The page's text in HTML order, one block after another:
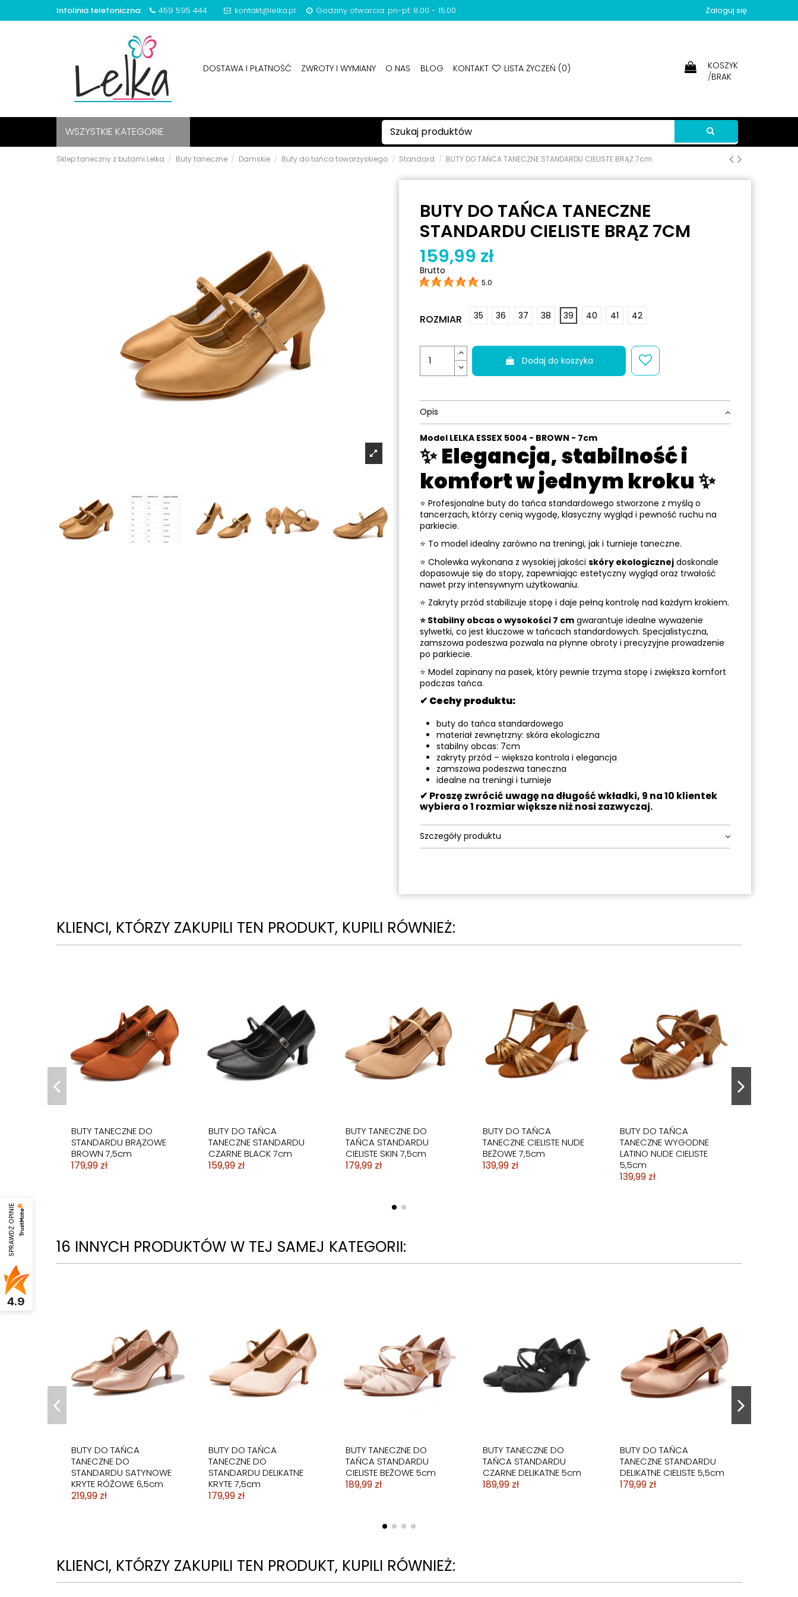
Infolinia telefoniczna: 459 595 444 kontakt@lelka.pl Godziny otwarcia: pn-pt: 8.00 - 15.00 Zaloguj się
DOSTAWA I PŁATNOŚĆ ZWROTY I WYMIANY O NAS BLOG KONTAKT LISTA ŻYCZEŃ (0)
KOSZYK
/BRAK
WSZYSTKIE KATEGORIE
Sklep taneczny z butami Lelka Buty taneczne Damskie Buty do tańca towarzyskiego Standard BUTY DO TAŃCA TANECZNE STANDARDU CIELISTE BRĄZ 7cm
BUTY DO TAŃCA TANECZNE
STANDARDU CIELISTE BRĄZ 7CM
159,99 zł
Brutto
5.0
ROZMIAR 35 36 37 38 39 40 41 42
Dodaj do koszyka
Opis
Model LELKA ESSEX 5004 - BROWN - 7cm
✨Elegancja, stabilność i
komfort w jednym kroku✨
⭐ Profesjonalne buty do tańca standardowego stworzone z myślą o
tancerzach, którzy cenią wygodę, klasyczny wygląd i pewność ruchu na
parkiecie.
⭐ To model idealny zarówno na treningi, jak i turnieje taneczne.
⭐ Cholewka wykonana z wysokiej jakości skóry ekologicznej doskonale
dopasowuje się do stopy, zapewniając estetyczny wygląd oraz trwałość
nawet przy intensywnym użytkowaniu.
⭐ Zakryty przód stabilizuje stopę i daje pełną kontrolę nad każdym krokiem.
⭐ Stabilny obcas o wysokości 7 cm gwarantuje idealne wyważenie
sylwetki, co jest kluczowe w tańcach standardowych. Specjalistyczna,
zamszowa podeszwa pozwala na płynne obroty i precyzyjne prowadzenie
po parkiecie.
⭐ Model zapinany na pasek, który pewnie trzyma stopę i zwiększa komfort
podczas tańca.
✔ Cechy produktu:
buty do tańca standardowego
materiał zewnętrzny: skóra ekologiczna
stabilny obcas: 7cm
zakryty przód – większa kontrola i elegancja
zamszowa podeszwa taneczna
idealne na treningi i turnieje
✔ Proszę zwrócić uwagę na długość wkładki, 9 na 10 klientek
wybiera o 1 rozmiar większe niż nosi zazwyczaj.
Szczegóły produktu
KLIENCI, KTÓRZY ZAKUPILI TEN PRODUKT, KUPILI RÓWNIEŻ:
BUTY TANECZNE DO
STANDARDU BRĄZOWE
BROWN 7,5cm
179,99 zł
BUTY DO TAŃCA
TANECZNE STANDARDU
CZARNE BLACK 7cm
159,99 zł
BUTY TANECZNE DO
TAŃCA STANDARDU
CIELISTE SKIN 7,5cm
179,99 zł
BUTY DO TAŃCA
TANECZNE CIELISTE NUDE
BEŻOWE 7,5cm
139,99 zł
BUTY DO TAŃCA
TANECZNE WYGODNE
LATINO NUDE CIELISTE
5,5cm
139,99 zł
BUTY TANECZNE DO
TAŃCA STANDARDU
CIELISTE BEŻOWE 7,5cm
BUTY DO TAŃCA
TANECZNE STANDARDU
SREBRNE 7cm
BUTY DO TAŃCA
TANECZNE REGULOWANE
CIELISTE LATINO 5,5cm
16 INNYCH PRODUKTÓW W TEJ SAMEJ KATEGORII:
BUTY DO TAŃCA
TANECZNE DO
STANDARDU SATYNOWE
KRYTE RÓŻOWE 6,5cm
219,99 zł
BUTY DO TAŃCA
TANECZNE DO
STANDARDU DELIKATNE
KRYTE 7,5cm
179,99 zł
BUTY TANECZNE DO
TAŃCA STANDARDU
CIELISTE BEŻOWE 5cm
189,99 zł
BUTY TANECZNE DO
TAŃCA STANDARDU
CZARNE DELIKATNE 5cm
189,99 zł
BUTY DO TAŃCA
TANECZNE STANDARDU
DELIKATNE CIELISTE 5,5cm
179,99 zł
KLIENCI, KTÓRZY ZAKUPILI TEN PRODUKT, KUPILI RÓWNIEŻ:
SPRAWDŹ OPINIE
4.9